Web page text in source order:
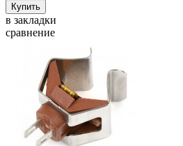
в закладки
сравнение